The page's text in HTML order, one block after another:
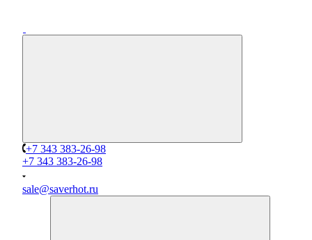
+7 343 383-26-98
+7 343 383-26-98
sale@saverhot.ru